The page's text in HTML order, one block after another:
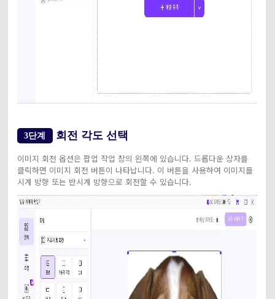
3단계 회전 각도 선택
이미지 회전 옵션은 팝업 작업 창의 왼쪽에 있습니다. 드롭다운 상자를
클릭하면 이미지 회전 버튼이 나타납니다. 이 버튼을 사용하여 이미지를
시계 방향 또는 반시계 방향으로 회전할 수 있습니다.